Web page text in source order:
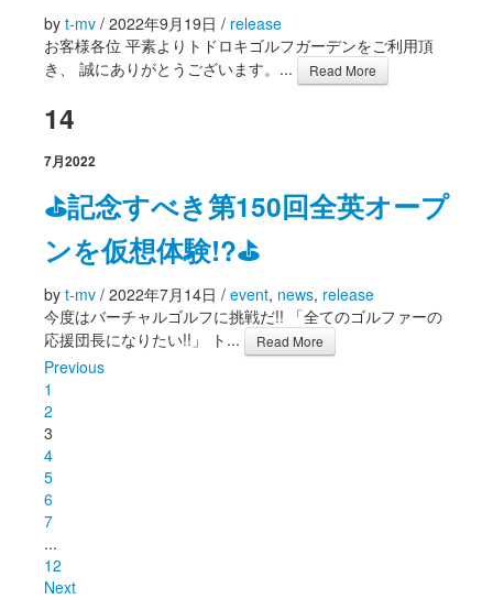
by t-mv / 2022年9月19日 / release
お客様各位 平素よりトドロキゴルフガーデンをご利用頂
き、 誠にありがとうございます。...
Read More
14
7月2022
⛳記念すべき第150回全英オープ
ンを仮想体験!?⛳
by t-mv / 2022年7月14日 / event, news, release
今度はバーチャルゴルフに挑戦だ!! 「全てのゴルファーの
応援団長になりたい!!」 ト...
Read More
Previous
1
2
3
4
5
6
7
...
12
Next